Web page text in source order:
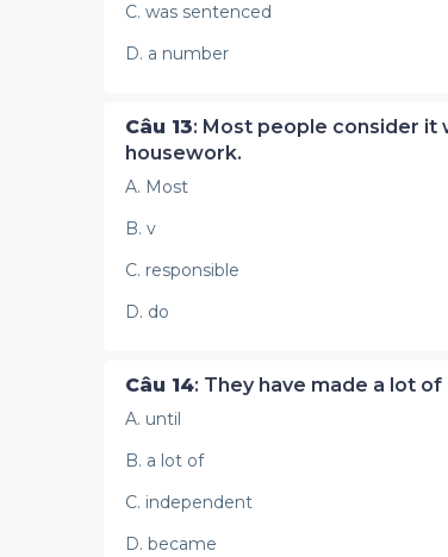
C. was sentenced
D. a number
Câu 13: Most people consider it
housework.
A. Most
B. v
C. responsible
D. do
Câu 14: They have made a lot
A. until
B. a lot of
C. independent
D. became